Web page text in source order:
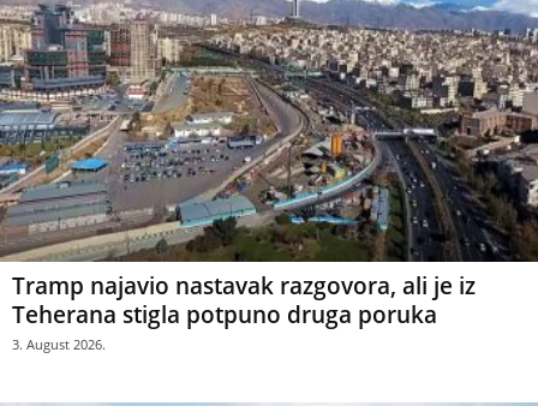
Tramp najavio nastavak razgovora, ali je iz
Teherana stigla potpuno druga poruka
3. August 2026.